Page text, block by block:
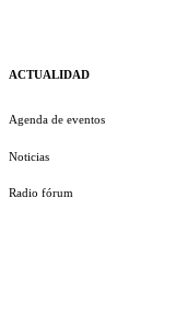
ACTUALIDAD
Agenda de eventos
Noticias
Radio fórum